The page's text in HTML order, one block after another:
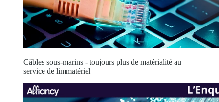
Câbles sous-marins - toujours plus de matérialité au
service de limmatériel